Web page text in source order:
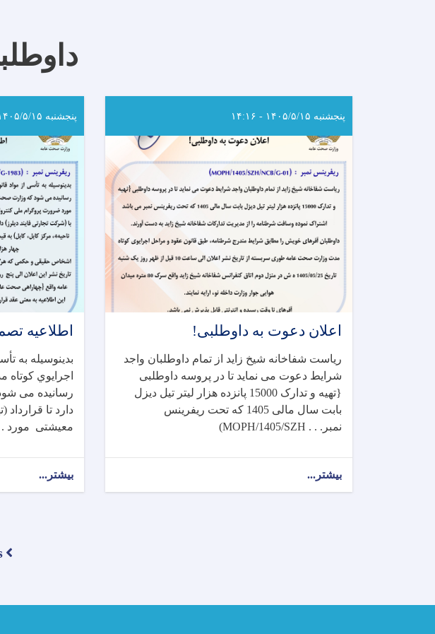
پنجشنبه ۱۴۰۵/۵/۱۵ - ۱۴:۱۶
اعلان دعوت به داوطلبی!
ریاست شفاخانه شیخ زاید از تمام داوطلبان واجد
شرایط دعوت می نماید تا در پروسه داوطلبی
{تهیه و تدارک 15000 پانزده هزار لیتر تیل دیزل
بابت سال مالی 1405 که تحت ریفرینس
نمبر (MOPH/1405/SZH . . .
بیشتر...
پنجشنبه ۱۴۰۵/۵/۱۵ - ۱۴:۱۱
اطلاعیه
بدینوسیله به
اجرایوي
رسانیده می
دارد تا
معیشتی مورد .
بیشتر...